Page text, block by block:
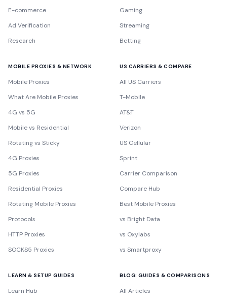
E-commerce
Ad Verification
Research
Gaming
Streaming
Betting
MOBILE PROXIES & NETWORK
Mobile Proxies
What Are Mobile Proxies
4G vs 5G
Mobile vs Residential
Rotating vs Sticky
4G Proxies
5G Proxies
Residential Proxies
Rotating Mobile Proxies
Protocols
HTTP Proxies
SOCKS5 Proxies
US CARRIERS & COMPARE
All US Carriers
T-Mobile
AT&T
Verizon
US Cellular
Sprint
Carrier Comparison
Compare Hub
Best Mobile Proxies
vs Bright Data
vs Oxylabs
vs Smartproxy
LEARN & SETUP GUIDES
Learn Hub
BLOG: GUIDES & COMPARISONS
All Articles